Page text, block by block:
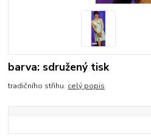
barva: sdružený tisk
tradičního střihu. celý popis